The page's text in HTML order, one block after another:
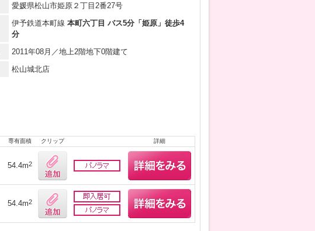
愛媛県松山市姫原２丁目2番27号
伊予鉄道本町線 本町六丁目 バス5分「姫原」徒歩4
分
2011年08月／地上2階地下0階建て
松山城北店
専有面積 クリップ 詳細
54.4m2
54.4m2